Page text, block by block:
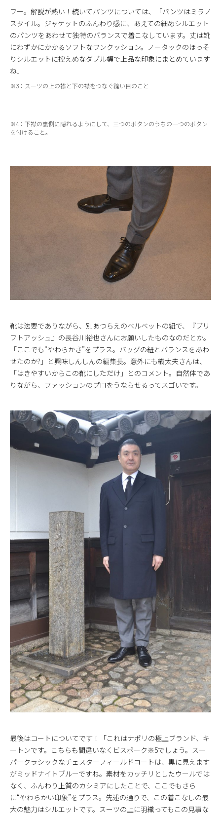
フー。解説が熱い！続いてパンツについては、「パンツはミラノ
スタイル。ジャケットのふんわり感に、あえての細めシルエット
のパンツをあわせて独特のバランスで着こなしています。丈は靴
にわずかにかかるソフトなワンクッション。ノータックのほっそ
りシルエットに控えめなダブル幅で上品な印象にまとめています
ね」
※3：スーツの上の襟と下の襟をつなぐ縫い目のこと
※4：下襟の裏側に隠れるようにして、三つのボタンのうちの一つのボタン
を付けること。
靴は法要でありながら、別あつらえのベルベットの紐で、『ブリ
フトアッシュ』の長谷川裕也さんにお願いしたものなのだとか。
「ここでも“やわらかさ”をプラス。バッグの紐とバランスをあわ
せたのか?」と興味しんしんの編集長。意外にも織太夫さんは、
「はきやすいからこの靴にしただけ」とのコメント。自然体であ
りながら、ファッションのプロをうならせるってスゴいです。
最後はコートについてです！「これはナポリの極上ブランド、キ
ートンです。こちらも間違いなくビスポーク※5でしょう。スー
パークラシックなチェスターフィールドコートは、黒に見えます
がミッドナイトブルーですね。素材をカッチリとしたウールでは
なく、ふんわり上質のカシミアにしたことで、ここでもさら
に“やわらかい印象”をプラス。先述の通りで、この着こなしの最
大の魅力はシルエットです。スーツの上に羽織ってもこの見事な